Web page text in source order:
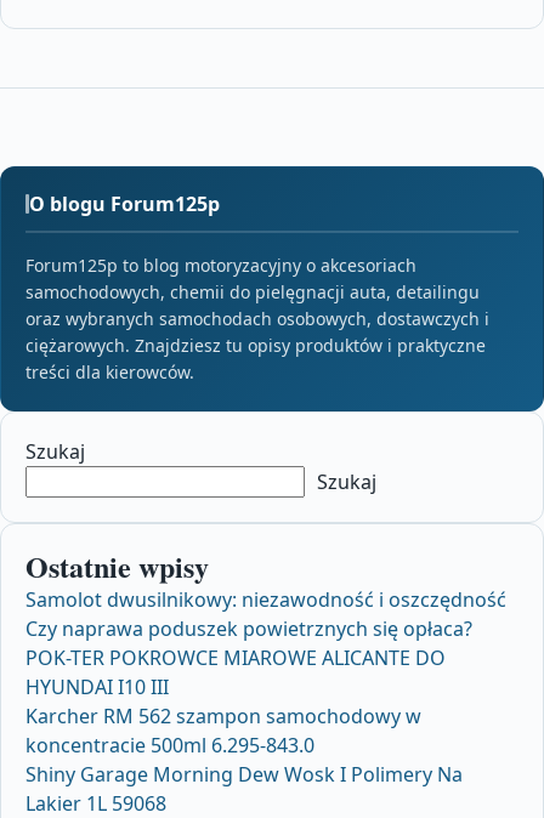
O blogu Forum125p
Forum125p to blog motoryzacyjny o akcesoriach
samochodowych, chemii do pielęgnacji auta, detailingu
oraz wybranych samochodach osobowych, dostawczych i
ciężarowych. Znajdziesz tu opisy produktów i praktyczne
treści dla kierowców.
Szukaj
Szukaj
Ostatnie wpisy
Samolot dwusilnikowy: niezawodność i oszczędność
Czy naprawa poduszek powietrznych się opłaca?
POK-TER POKROWCE MIAROWE ALICANTE DO
HYUNDAI I10 III
Karcher RM 562 szampon samochodowy w
koncentracie 500ml 6.295-843.0
Shiny Garage Morning Dew Wosk I Polimery Na
Lakier 1L 59068